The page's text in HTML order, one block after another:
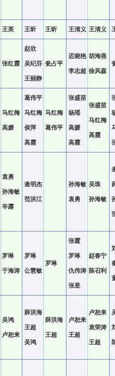
王英 王昕 王昕 王清义 王清义
张红霞
赵欣
吴纪芬
王丽静
瓮占平
迟晓艳
李志超
胡海燕
徐风森
马红梅
高媛
葛伟平
马红梅
侯萍
高霞
马红梅
葛伟平
张盛苗
杨瑶
高媛
高霞
张盛苗
马红梅
高霞
袁勇
孙海敏
辛露
逄明杰
范洪江
孙海敏
袁勇
吴珠
孙海敏
罗琳
于海涛
罗琳
公慧敏
罗琳
张霆
罗琳
仇伟涛
张昱
赵春宁
陈召利
吴鸿
卢恕来
薛洪海
王超
吴鸿
薛洪海
王超
卢恕来
王超
卢恕来
袁荣涛
王超